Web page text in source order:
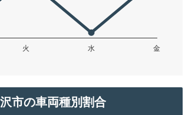
市の車両種別割合